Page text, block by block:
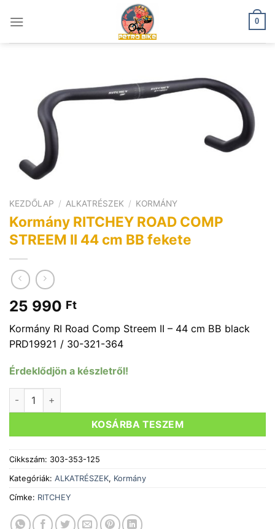
0
KEZDŐLAP / ALKATRÉSZEK / KORMÁNY
Kormány RITCHEY ROAD COMP
STREEM II 44 cm BB fekete
25 990 Ft
Kormány RI Road Comp Streem II – 44 cm BB black
PRD19921 / 30-321-364
Érdeklődjön a készletről!
Kormány RITCHEY ROAD COMP STREEM II 44 cm BB fekete
KOSÁRBA TESZEM
Cikkszám: 303-353-125
Kategóriák: ALKATRÉSZEK, Kormány
Címke: RITCHEY